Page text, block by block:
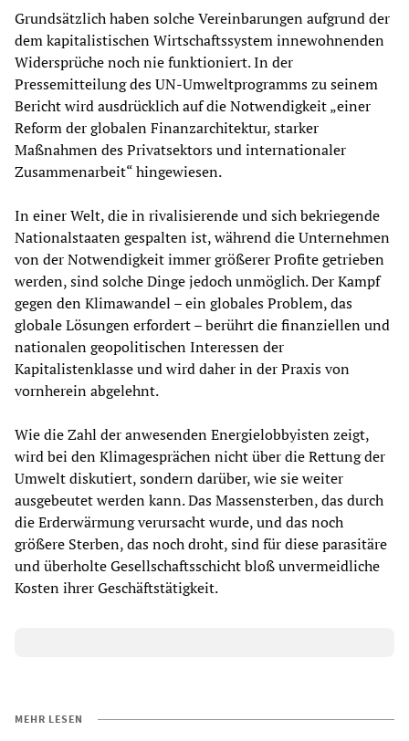
Grundsätzlich haben solche Vereinbarungen aufgrund der
dem kapitalistischen Wirtschaftssystem innewohnenden
Widersprüche noch nie funktioniert. In der
Pressemitteilung des UN-Umweltprogramms zu seinem
Bericht wird ausdrücklich auf die Notwendigkeit „einer
Reform der globalen Finanzarchitektur, starker
Maßnahmen des Privatsektors und internationaler
Zusammenarbeit“ hingewiesen.
In einer Welt, die in rivalisierende und sich bekriegende
Nationalstaaten gespalten ist, während die Unternehmen
von der Notwendigkeit immer größerer Profite getrieben
werden, sind solche Dinge jedoch unmöglich. Der Kampf
gegen den Klimawandel – ein globales Problem, das
globale Lösungen erfordert – berührt die finanziellen und
nationalen geopolitischen Interessen der
Kapitalistenklasse und wird daher in der Praxis von
vornherein abgelehnt.
Wie die Zahl der anwesenden Energielobbyisten zeigt,
wird bei den Klimagesprächen nicht über die Rettung der
Umwelt diskutiert, sondern darüber, wie sie weiter
ausgebeutet werden kann. Das Massensterben, das durch
die Erderwärmung verursacht wurde, und das noch
größere Sterben, das noch droht, sind für diese parasitäre
und überholte Gesellschaftsschicht bloß unvermeidliche
Kosten ihrer Geschäftstätigkeit.
MEHR LESEN